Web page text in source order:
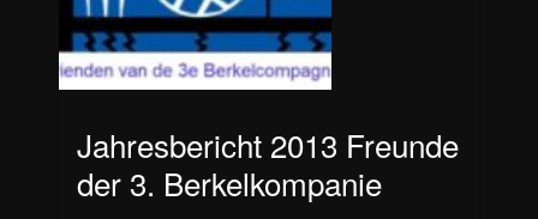
Jahresbericht 2013 Freunde
der 3. Berkelkompanie